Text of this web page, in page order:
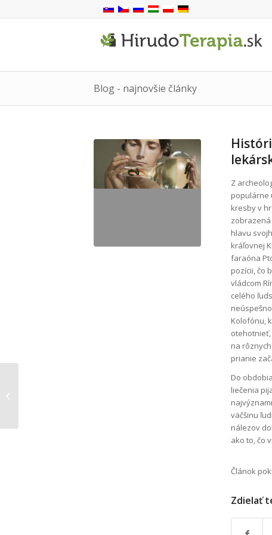
Blog - najnovšie články
Z
populárne
kresby v
hlavu
kráľovnej
faraóna
pozícii, čo
vládcom
celého
Kolofónu,
na
prianie
Do
liečenia
väčšinu
nálezov
ako to, čo
Článok
Zdielať